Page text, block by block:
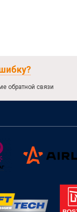
обратной связи